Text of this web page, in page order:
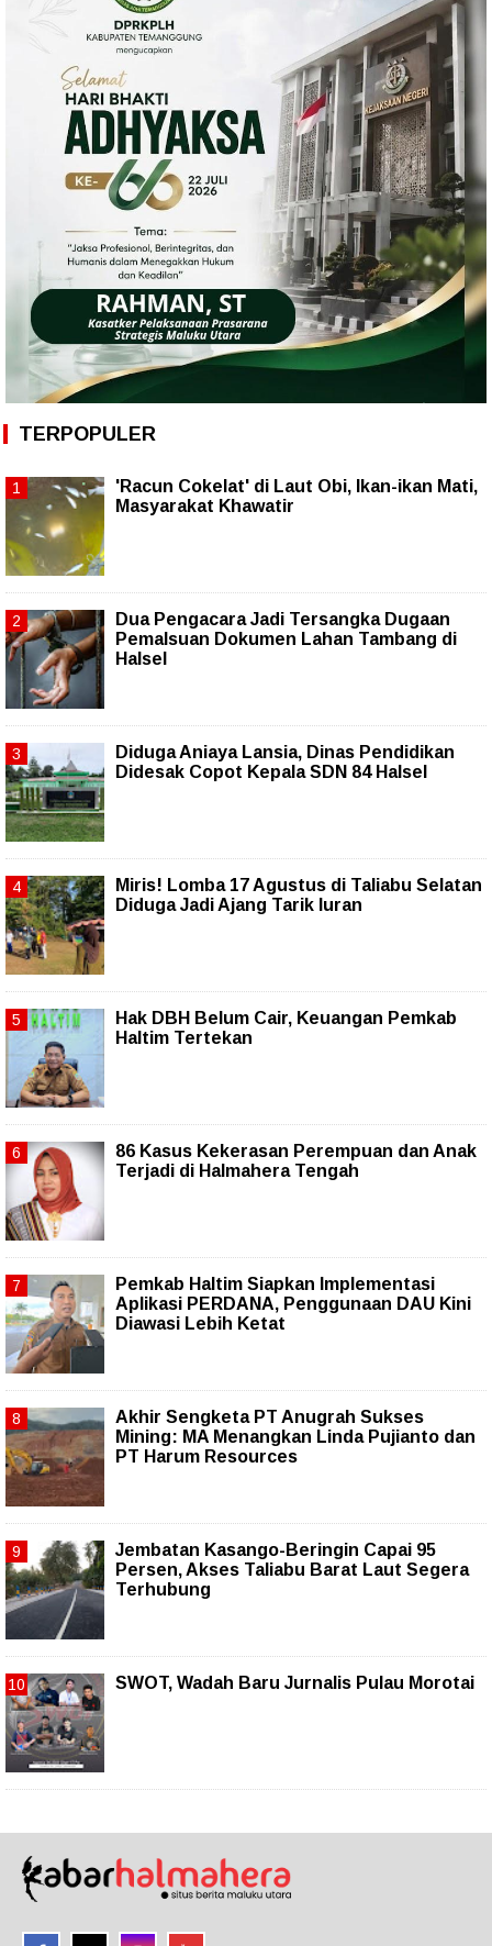
TERPOPULER
'Racun Cokelat' di Laut Obi, Ikan-ikan Mati,
Masyarakat Khawatir
Dua Pengacara Jadi Tersangka Dugaan
Pemalsuan Dokumen Lahan Tambang di
Halsel
Diduga Aniaya Lansia, Dinas Pendidikan
Didesak Copot Kepala SDN 84 Halsel
Miris! Lomba 17 Agustus di Taliabu Selatan
Diduga Jadi Ajang Tarik Iuran
Hak DBH Belum Cair, Keuangan Pemkab
Haltim Tertekan
86 Kasus Kekerasan Perempuan dan Anak
Terjadi di Halmahera Tengah
Pemkab Haltim Siapkan Implementasi
Aplikasi PERDANA, Penggunaan DAU Kini
Diawasi Lebih Ketat
Akhir Sengketa PT Anugrah Sukses
Mining: MA Menangkan Linda Pujianto dan
PT Harum Resources
Jembatan Kasango-Beringin Capai 95
Persen, Akses Taliabu Barat Laut Segera
Terhubung
SWOT, Wadah Baru Jurnalis Pulau Morotai